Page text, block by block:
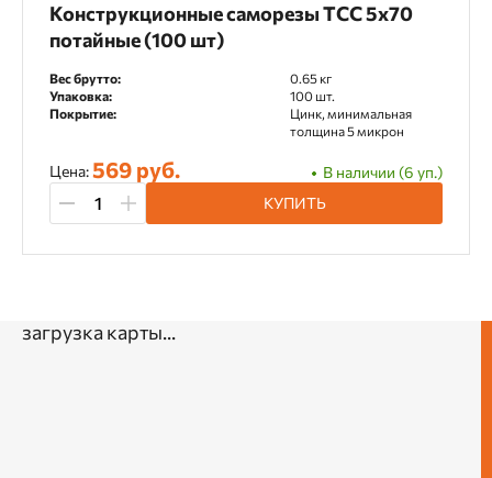
Конструкционные саморезы TCC 5х70
потайные (100 шт)
Вес брутто:
0.65 кг
Упаковка:
100 шт.
Покрытие:
Цинк, минимальная
толщина 5 микрон
Цена:569 руб.
В наличии (6 уп.)
КУПИТЬ
загрузка карты...